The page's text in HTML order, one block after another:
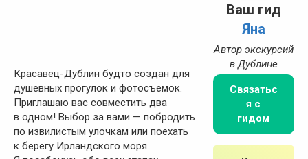
Ваш гид
Яна
Автор экскурсий
в Дублине
Связатьс
я с
гидом
Красавец-Дублин будто создан для
душевных прогулок и фотосъемок.
Приглашаю вас совместить два
в одном! Выбор за вами — побродить
по извилистым улочкам или поехать
к берегу Ирландского моря.